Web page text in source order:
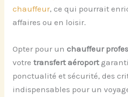
chauffeur, ce qui pourrait
affaires ou en loisir.
Opter pour unchauffeur
votretransfert aéroport
ponctualité et sécurité, des
indispensables pour un